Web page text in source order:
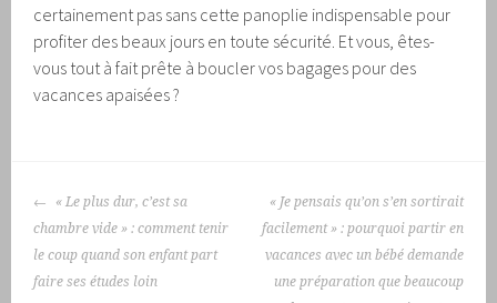
certainement pas sans cette panoplie indispensable pour
profiter des beaux jours en toute sécurité. Et vous, êtes-
vous tout à fait prête à boucler vos bagages pour des
vacances apaisées ?
NAVIGATION
DES
ARTICLES
« Le plus dur, c’est sa
chambre vide » : comment tenir
le coup quand son enfant part
faire ses études loin
« Je pensais qu’on s’en sortirait
facilement » : pourquoi partir en
vacances avec un bébé demande
une préparation que beaucoup